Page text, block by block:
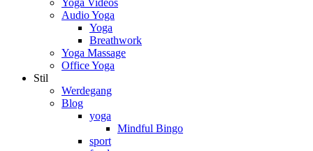
Yoga Videos
Audio Yoga
Yoga
Breathwork
Yoga Massage
Office Yoga
Stil
Werdegang
Blog
yoga
Mindful Bingo
sport